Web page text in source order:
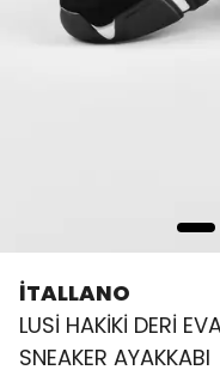
İTALLANO
LUSİ HAKİKİ DERİ
SNEAKER AYAKKABI